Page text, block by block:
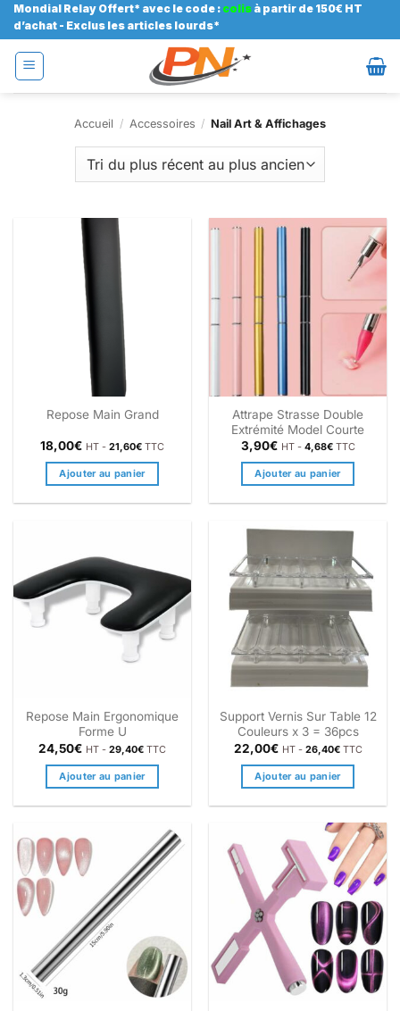
Passer
au
contenu
Mondial Relay Offert* avec le code : colis à partir de 150€ HT
d’achat - Exclus les articles lourds*
Accueil / Accessoires / Nail Art & Affichages
Repose Main Grand
18,00€ HT - 21,60€ TTC
Ajouter au panier
Attrape Strasse Double
Extrémité Model Courte
3,90€ HT - 4,68€TTC
Ajouter au panier
Repose Main Ergonomique
Forme U
24,50€ HT - 29,40€ TTC
Ajouter au panier
Support Vernis Sur Table 12
Couleurs x 3 = 36pcs
22,00€ HT - 26,40€TTC
Ajouter au panier